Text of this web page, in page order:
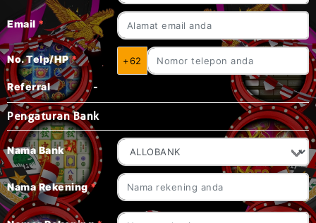
Email *
No. Telp/HP* +62
Referral -
Pengaturan Bank
Nama Bank*
Nama Rekening*